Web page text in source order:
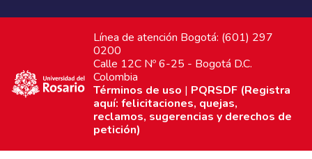
Línea de atención Bogotá: (601) 297
0200
Calle 12C Nº 6-25 - Bogotá D.C.
Colombia
Términos de uso | PQRSDF (Registra
aquí: felicitaciones, quejas,
reclamos, sugerencias y derechos de
petición)